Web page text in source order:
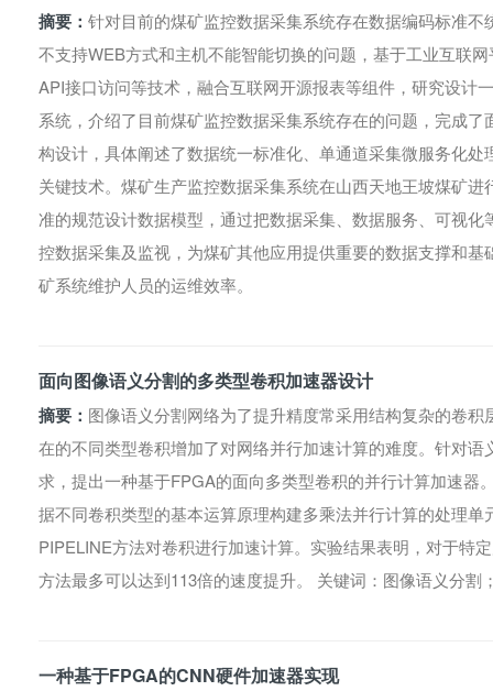
摘要： 针对目前的煤矿监控数据采集系统存在数据编码标准
不支持WEB方式和主机不能智能切换的问题，基于工业互联
API接口访问等技术，融合互联网开源报表等组件，研究设计
系统，介绍了目前煤矿监控数据采集系统存在的问题，完成
构设计，具体阐述了数据统一标准化、单通道采集微服务化
关键技术。煤矿生产监控数据采集系统在山西天地王坡煤矿
准的规范设计数据模型，通过把数据采集、数据服务、可视
控数据采集及监视，为煤矿其他应用提供重要的数据支撑和
矿系统维护人员的运维效率。
面向图像语义分割的多类型卷积加速器设计
摘要： 图像语义分割网络为了提升精度常采用结构复杂的卷
在的不同类型卷积增加了对网络并行加速计算的难度。针对
求，提出一种基于FPGA的面向多类型卷积的并行计算加速器
据不同卷积类型的基本运算原理构建多乘法并行计算的处理
PIPELINE方法对卷积进行加速计算。实验结果表明，对于特
方法最多可以达到113倍的速度提升。 关键词：图像语义分割
一种基于FPGA的CNN硬件加速器实现